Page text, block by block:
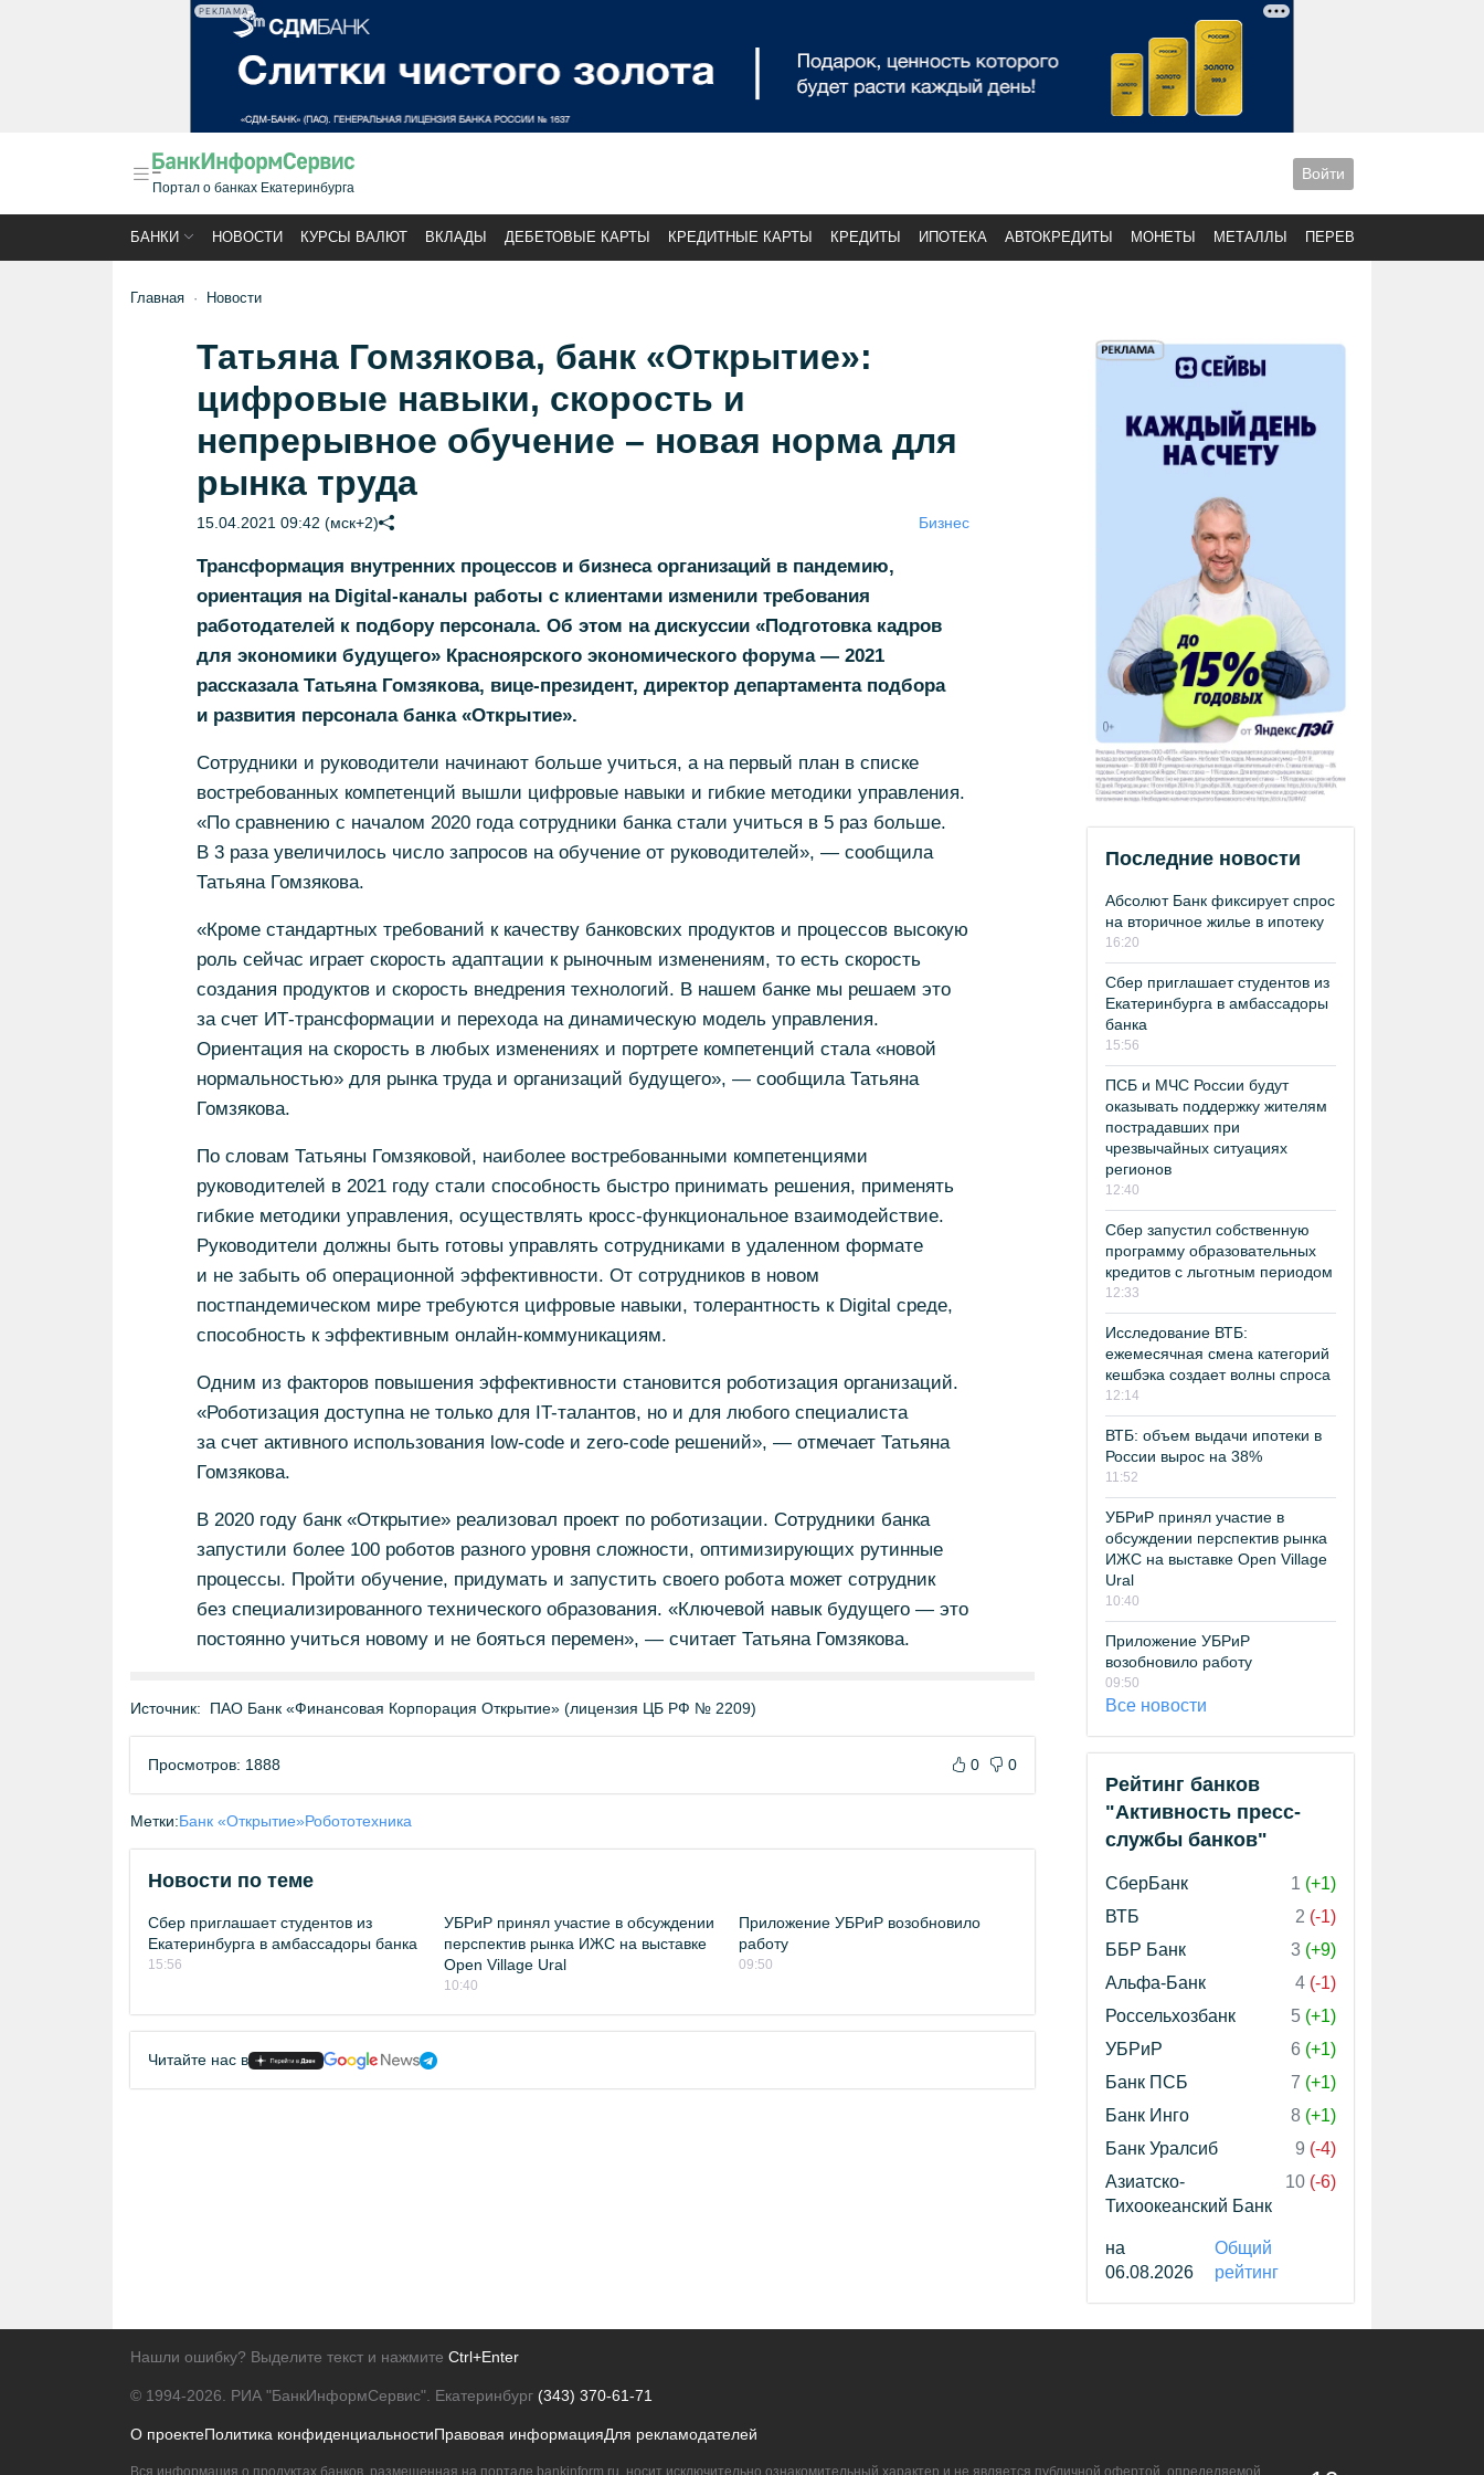
РЕКЛАМА
Портал о банках Екатеринбурга
Войти
БАНКИ НОВОСТИ КУРСЫ ВАЛЮТ ВКЛАДЫ ДЕБЕТОВЫЕ КАРТЫ КРЕДИТНЫЕ КАРТЫ КРЕДИТЫ ИПОТЕКА АВТОКРЕДИТЫ МОНЕТЫ МЕТАЛЛЫ ПЕРЕВОДЫ
Главная Новости
Татьяна Гомзякова, банк «Открытие»:
цифровые навыки, скорость и
непрерывное обучение – новая норма для
рынка труда
15.04.2021 09:42 (мск+2) Бизнес
Трансформация внутренних процессов и бизнеса организаций в пандемию,
ориентация на Digital-каналы работы с клиентами изменили требования
работодателей к подбору персонала. Об этом на дискуссии «Подготовка кадров
для экономики будущего» Красноярского экономического форума — 2021
рассказала Татьяна Гомзякова, вице-президент, директор департамента подбора
и развития персонала банка «Открытие».
Сотрудники и руководители начинают больше учиться, а на первый план в списке
востребованных компетенций вышли цифровые навыки и гибкие методики управления.
«По сравнению с началом 2020 года сотрудники банка стали учиться в 5 раз больше.
В 3 раза увеличилось число запросов на обучение от руководителей», — сообщила
Татьяна Гомзякова.
«Кроме стандартных требований к качеству банковских продуктов и процессов высокую
роль сейчас играет скорость адаптации к рыночным изменениям, то есть скорость
создания продуктов и скорость внедрения технологий. В нашем банке мы решаем это
за счет ИТ-трансформации и перехода на динамическую модель управления.
Ориентация на скорость в любых изменениях и портрете компетенций стала «новой
нормальностью» для рынка труда и организаций будущего», — сообщила Татьяна
Гомзякова.
По словам Татьяны Гомзяковой, наиболее востребованными компетенциями
руководителей в 2021 году стали способность быстро принимать решения, применять
гибкие методики управления, осуществлять кросс-функциональное взаимодействие.
Руководители должны быть готовы управлять сотрудниками в удаленном формате
и не забыть об операционной эффективности. От сотрудников в новом
постпандемическом мире требуются цифровые навыки, толерантность к Digital среде,
способность к эффективным онлайн-коммуникациям.
Одним из факторов повышения эффективности становится роботизация организаций.
«Роботизация доступна не только для IT-талантов, но и для любого специалиста
за счет активного использования low-code и zero-code решений», — отмечает Татьяна
Гомзякова.
В 2020 году банк «Открытие» реализовал проект по роботизации. Сотрудники банка
запустили более 100 роботов разного уровня сложности, оптимизирующих рутинные
процессы. Пройти обучение, придумать и запустить своего робота может сотрудник
без специализированного технического образования. «Ключевой навык будущего — это
постоянно учиться новому и не бояться перемен», — считает Татьяна Гомзякова.
Источник: ПАО Банк «Финансовая Корпорация Открытие» (лицензия ЦБ РФ № 2209)
Просмотров: 1888 0 0
Метки:Банк «Открытие»Робототехника
Новости по теме
Сбер приглашает студентов из
Екатеринбурга в амбассадоры банка
15:56
УБРиР принял участие в обсуждении
перспектив рынка ИЖС на выставке
Open Village Ural
10:40
Приложение УБРиР возобновило
работу
09:50
Читайте нас в
Последние новости
Абсолют Банк фиксирует спрос
на вторичное жилье в ипотеку
16:20
Сбер приглашает студентов из
Екатеринбурга в амбассадоры
банка
15:56
ПСБ и МЧС России будут
оказывать поддержку жителям
пострадавших при
чрезвычайных ситуациях
регионов
12:40
Сбер запустил собственную
программу образовательных
кредитов с льготным периодом
12:33
Исследование ВТБ:
ежемесячная смена категорий
кешбэка создает волны спроса
12:14
ВТБ: объем выдачи ипотеки в
России вырос на 38%
11:52
УБРиР принял участие в
обсуждении перспектив рынка
ИЖС на выставке Open Village
Ural
10:40
Приложение УБРиР
возобновило работу
09:50
Все новости
Рейтинг банков
"Активность пресс-
службы банков"
СберБанк 1 (+1)
ВТБ
2 (-1)
ББР Банк
3 (+9)
Альфа-Банк
4 (-1)
Россельхозбанк
5 (+1)
УБРиР
6 (+1)
Банк ПСБ
7 (+1)
Банк Инго
8 (+1)
Банк Уралсиб
9 (-4)
Азиатско-
Тихоокеанский Банк
10 (-6)
на
06.08.2026
Общий
рейтинг
Нашли ошибку? Выделите текст и нажмите Ctrl+Enter
© 1994-2026. РИА "БанкИнформСервис". Екатеринбург (343) 370-61-71
О проектеПолитика конфиденциальностиПравовая информацияДля рекламодателей
Вся информация о продуктах банков, размещенная на портале bankinform.ru, носит исключительно ознакомительный характер и не является публичной офертой, определяемой